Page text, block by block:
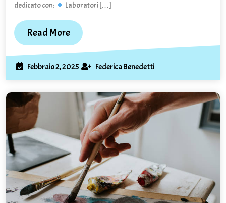
dedicato con:
Laboratori […]
Read MoreRead
More
Febbraio 2, 2025 Febbraio
2,
2025
Federica BenedettiFederica
Benedetti